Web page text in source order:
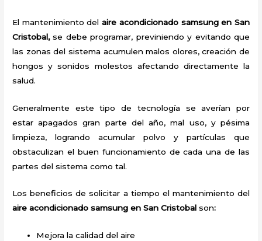
El mantenimiento delaire acondicionado samsung en San
Cristobal,se debe programar, previniendo y evitando que
las zonas del sistema acumulen malos olores, creación de
hongos y sonidos molestos afectando directamente la
salud.
Generalmente este tipo de tecnología se averían por
estar apagados gran parte del año, mal uso, y pésima
limpieza, logrando acumular polvo y partículas que
obstaculizan el buen funcionamiento de cada una de las
partes del sistema como tal.
Los beneficios de solicitar a tiempo el mantenimiento del
aire acondicionado samsung en San Cristobalson:
Mejora la calidad del aire